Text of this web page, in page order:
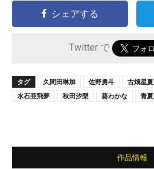
シェアする
Twitter で
タグ 久間田琳加 佐野勇斗 古畑星夏
水石亜飛夢
秋田汐梨 葵わかな 青夏
作品情報